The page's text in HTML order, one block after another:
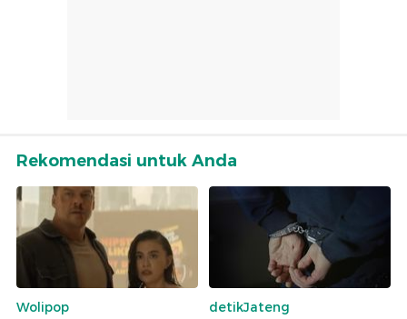
Rekomendasi untuk Anda
Wolipop
detikJateng